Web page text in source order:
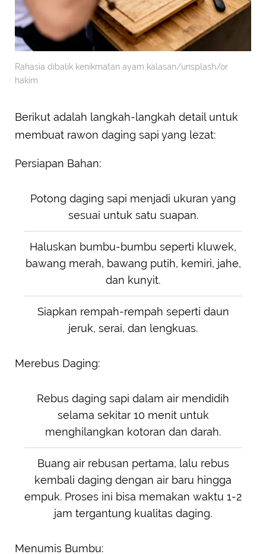
Rahasia dibalik kenikmatan ayam kalasan/unsplash/or
hakim
Berikut adalah langkah-langkah detail untuk
membuat rawon daging sapi yang lezat:
Persiapan Bahan:
Potong daging sapi menjadi ukuran yang
sesuai untuk satu suapan.
Haluskan bumbu-bumbu seperti kluwek,
bawang merah, bawang putih, kemiri, jahe,
dan kunyit.
Siapkan rempah-rempah seperti daun
jeruk, serai, dan lengkuas.
Merebus Daging:
Rebus daging sapi dalam air mendidih
selama sekitar 10 menit untuk
menghilangkan kotoran dan darah.
Buang air rebusan pertama, lalu rebus
kembali daging dengan air baru hingga
empuk. Proses ini bisa memakan waktu 1-2
jam tergantung kualitas daging.
Menumis Bumbu: